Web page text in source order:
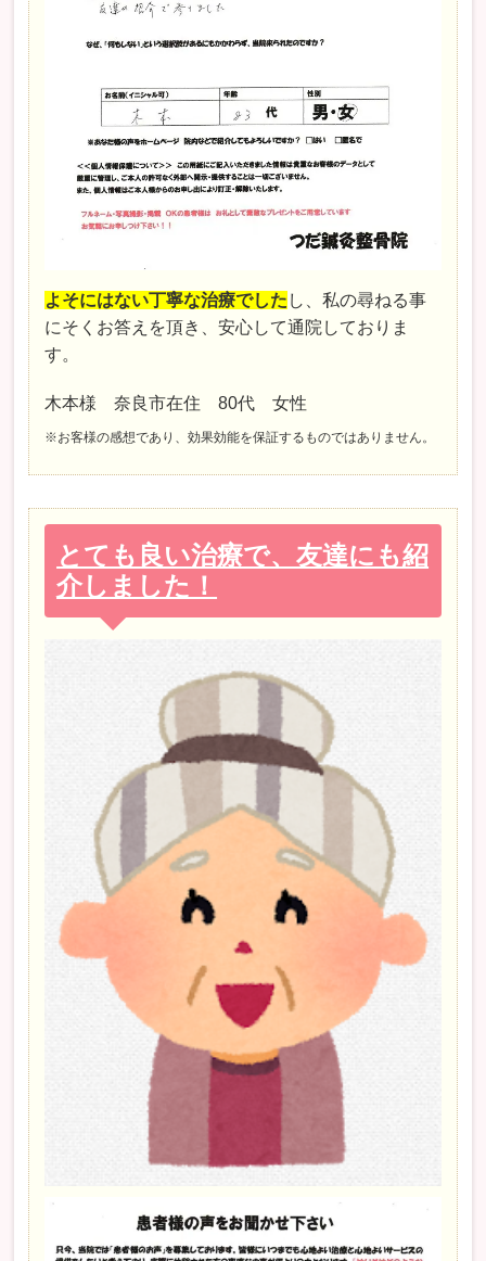
よそにはない丁寧な治療でした し、私の尋ねる事
にそくお答えを頂き、安心して通院しておりま
す。
木本様 奈良市在住 80代 女性
※お客様の感想であり、効果効能を保証するものではありません。
とても良い治療で、友達にも紹
介しました！